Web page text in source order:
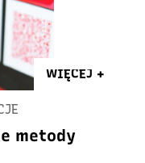
WIĘCEJ +
metody